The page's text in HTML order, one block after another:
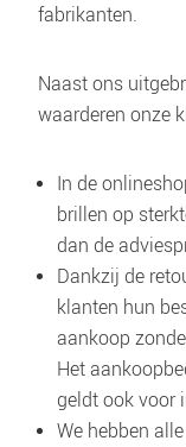
fabrikanten.
Naast ons
waarderen onze
In de
brillen op
dan de
Dankzij de
klanten hun
aankoop
Het
geldt ook voor
We hebben